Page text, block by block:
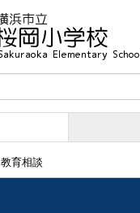
教育相談